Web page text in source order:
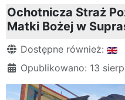
Ochotnicza Straż
Matki Bożej w
Szczegóły
Dostępne również:
Opublikowano: 13